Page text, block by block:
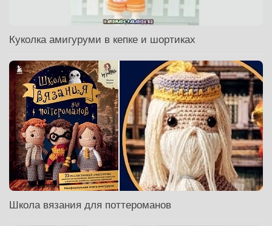
Куколка амигуруми в кепке и шортиках
Школа вязания для поттероманов